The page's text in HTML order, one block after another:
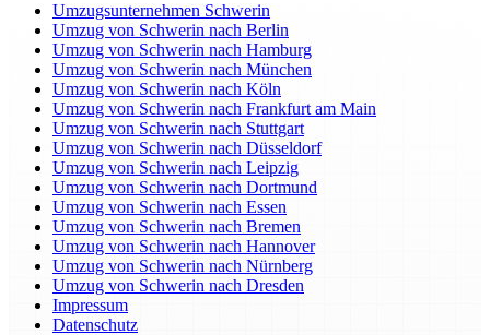
Umzugsunternehmen Schwerin
Umzug von Schwerin nach Berlin
Umzug von Schwerin nach Hamburg
Umzug von Schwerin nach München
Umzug von Schwerin nach Köln
Umzug von Schwerin nach Frankfurt am Main
Umzug von Schwerin nach Stuttgart
Umzug von Schwerin nach Düsseldorf
Umzug von Schwerin nach Leipzig
Umzug von Schwerin nach Dortmund
Umzug von Schwerin nach Essen
Umzug von Schwerin nach Bremen
Umzug von Schwerin nach Hannover
Umzug von Schwerin nach Nürnberg
Umzug von Schwerin nach Dresden
Impressum
Datenschutz